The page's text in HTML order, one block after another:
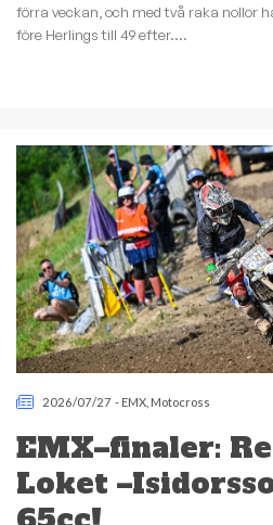
förra veckan, och med två raka nollor
före Herlings till 49 efter....
2026/07/27 - EMX Motocross
EMX–finaler:
Loket